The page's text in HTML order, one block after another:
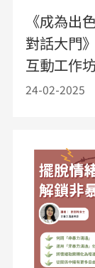
《成為出
對話大門
互動工作坊
24-02-2025